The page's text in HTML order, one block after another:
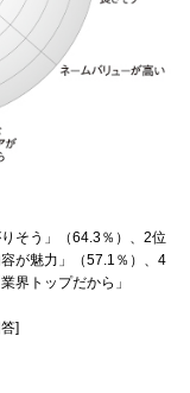
そう」（64.3％）、2位
が魅力」（57.1％）、4
界トップだから」
]